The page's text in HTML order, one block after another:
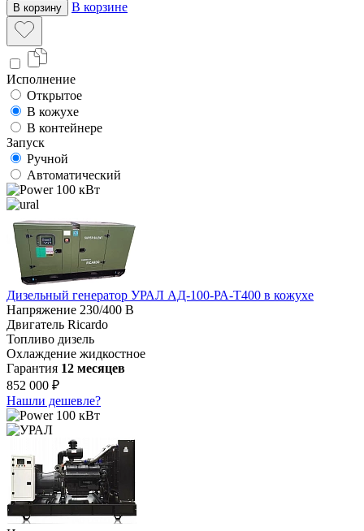
В корзину В корзине
Исполнение
Открытое
В кожухе
В контейнере
Запуск
Ручной
Автоматический
100 кВт
Дизельный генератор УРАЛ АД-100-РА-Т400 в кожухе
Напряжение 230/400 В
Двигатель Ricardo
Топливо дизель
Охлаждение жидкостное
Гарантия 12 месяцев
852 000 ₽
Нашли дешевле?
100 кВт